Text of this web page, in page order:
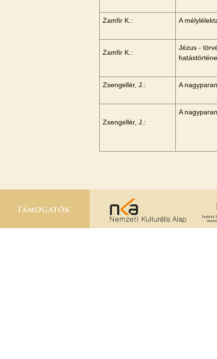
Zamfir K.: A
Zamfir K.:
Jézus -
Zsengellér, J.: A
Zsengellér, J.:
A